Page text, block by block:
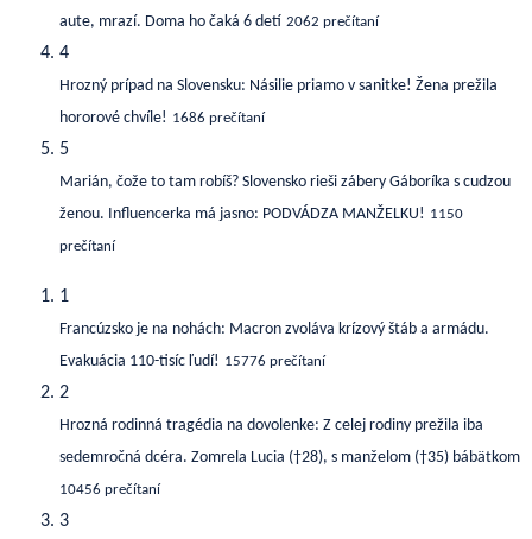
aute, mrazí. Doma ho čaká 6 detí 2062 prečítaní
4
Hrozný prípad na Slovensku: Násilie priamo v sanitke! Žena prežila
hororové chvíle! 1686 prečítaní
5
Marián, čože to tam robíš? Slovensko rieši zábery Gáboríka s cudzou
ženou. Influencerka má jasno: PODVÁDZA MANŽELKU! 1150
prečítaní
1
Francúzsko je na nohách: Macron zvoláva krízový štáb a armádu.
Evakuácia 110-tisíc ľudí! 15776 prečítaní
2
Hrozná rodinná tragédia na dovolenke: Z celej rodiny prežila iba
sedemročná dcéra. Zomrela Lucia (†28), s manželom (†35) bábätkom
10456 prečítaní
3